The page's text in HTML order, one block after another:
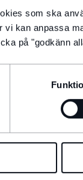
som ska
vi kan anpassa
på "godkänn